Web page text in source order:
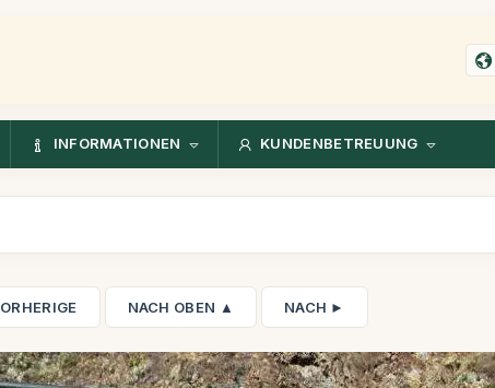
INFORMATIONEN KUNDENBETREUUNG
NACH OBEN ▲ NACH ►